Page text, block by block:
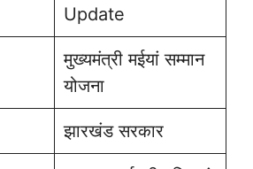
Update
मुख्यमंत्री मईयां सम्मान
योजना
झारखंड सरकार